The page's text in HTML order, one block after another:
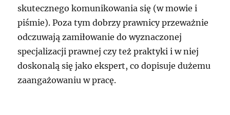
skutecznego komunikowania się (w mowie i
piśmie). Poza tym dobrzy prawnicy przeważnie
odczuwają zamiłowanie do wyznaczonej
specjalizacji prawnej czy też praktyki i w niej
doskonalą się jako ekspert, co dopisuje dużemu
zaangażowaniu w pracę.